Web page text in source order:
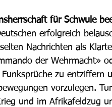
für Schwule
erfolgreich
Nachrichten als
der Wehrmacht»
Funksprüche zu entziffern
vorzulegen.
und im Afrikafeldzug